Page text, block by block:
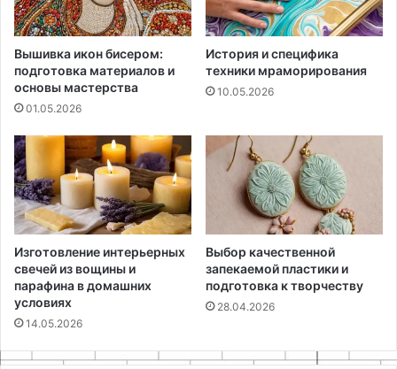
Вышивка икон бисером:
подготовка материалов и
основы мастерства
01.05.2026
История и специфика
техники мраморирования
10.05.2026
Изготовление интерьерных
свечей из вощины и
парафина в домашних
условиях
14.05.2026
Выбор качественной
запекаемой пластики и
подготовка к творчеству
28.04.2026